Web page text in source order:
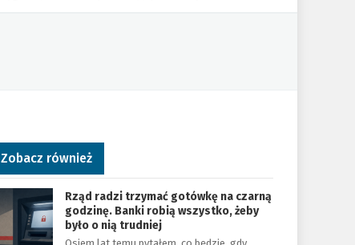
Zobacz również
Rząd radzi trzymać gotówkę na czarną
godzinę. Banki robią wszystko, żeby
było o nią trudniej